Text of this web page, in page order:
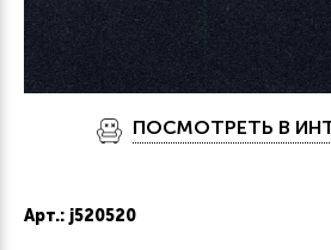
ПОСМОТРЕТЬ В
Арт.: j520520